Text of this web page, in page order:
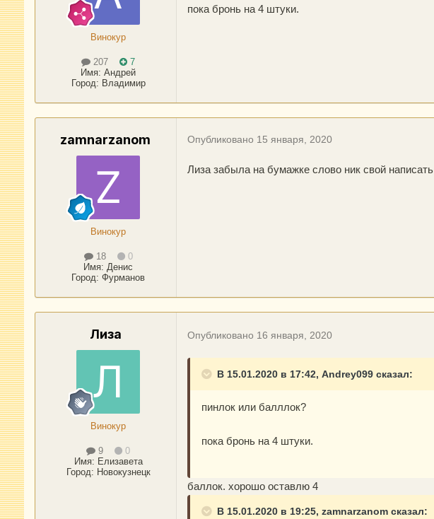
Винокур
207
7
Имя:Андрей
Город: Владимир
пока бронь на 4 штуки.
zamnarzanom
Винокур
18
0
Имя:Денис
Город:Фурманов
Опубликовано 15 января, 2020
Лиза забыла на бумажке слово ник свой написать
Лиза
Винокур
9
0
Имя: Елизавета
Город: Новокузнецк
Опубликовано 16 января, 2020
В 15.01.2020 в 17:42, Andrey099 сказал:
пинлок или балллок?
пока бронь на 4 штуки.
баллок. хорошо оставлю 4
В 15.01.2020 в 19:25, zamnarzanom сказал: